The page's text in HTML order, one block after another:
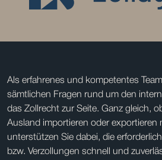
Als erfahrenes und kompetentes
sämtlichen Fragen rund um den
das Zollrecht zur Seite. Ganz gleich,
Ausland importieren oder exportieren
unterstützen Sie dabei, die
bzw. Verzollungen schnell und